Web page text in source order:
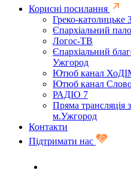
Корисні посилання
Греко-католицьке
Єпархіальний
Логос-ТВ
Єпархіальний
Ужгород
Ютюб канал
Ютюб канал Слово
РАДІО 7
Пряма трансляція
м.Ужгород
Контакти
Підтримати нас